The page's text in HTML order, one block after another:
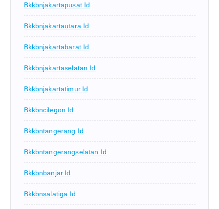
Bkkbnjakartapusat.id
Bkkbnjakartautara.id
Bkkbnjakartabarat.id
Bkkbnjakartaselatan.id
Bkkbnjakartatimur.id
Bkkbncilegon.id
Bkkbntangerang.id
Bkkbntangerangselatan.id
Bkkbnbanjar.id
Bkkbnsalatiga.id